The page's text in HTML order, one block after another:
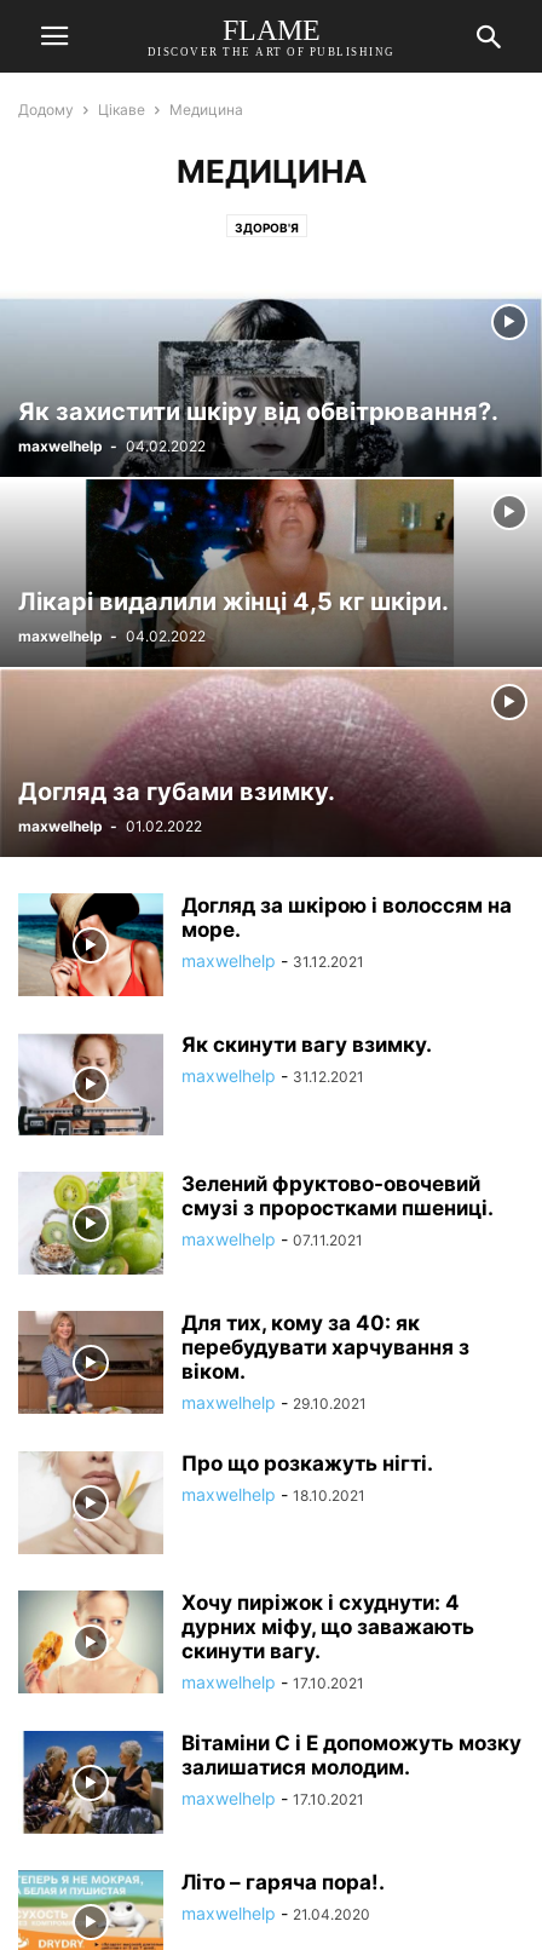
FLAME
DISCOVER THE ART OF PUBLISHING
Додому Цікаве Медицина
МЕДИЦИНА
ЗДОРОВ'Я
Як захистити шкіру від обвітрювання?.
maxwelhelp - 04.02.2022
Лікарі видалили жінці 4,5 кг шкіри.
maxwelhelp - 04.02.2022
Догляд за губами взимку.
maxwelhelp - 01.02.2022
Догляд за шкірою і волоссям на
море.
maxwelhelp - 31.12.2021
Як скинути вагу взимку.
maxwelhelp - 31.12.2021
Зелений фруктово-овочевий
смузі з проростками пшениці.
maxwelhelp - 07.11.2021
Для тих, кому за 40: як
перебудувати харчування з
віком.
maxwelhelp - 29.10.2021
Про що розкажуть нігті.
maxwelhelp - 18.10.2021
Хочу пиріжок і схуднути: 4
дурних міфу, що заважають
скинути вагу.
maxwelhelp - 17.10.2021
Вітаміни С і Е допоможуть мозку
залишатися молодим.
maxwelhelp - 17.10.2021
Літо – гаряча пора!.
maxwelhelp - 21.04.2020